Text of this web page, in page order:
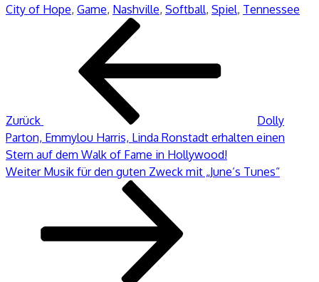
City of Hope, Game, Nashville, Softball, Spiel, Tennessee
Beitragsnavigation
Zurück
Dolly
Parton, Emmylou Harris, Linda Ronstadt erhalten einen
Stern auf dem Walk of Fame in Hollywood!
Nächster
Weiter Musik für den guten Zweck mit „June‘s Tunes“